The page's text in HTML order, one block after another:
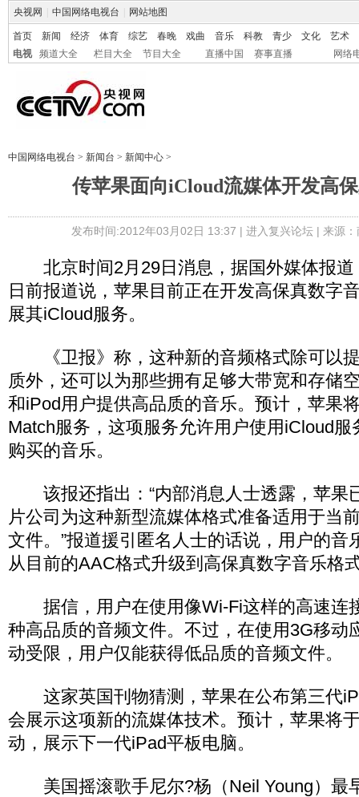
央视网 中国网络电视台 网站地图
首页 新闻 经济 体育 综艺 春晚 戏曲 音乐 科教 青少 文化
艺术
电视
频道大全 栏目大全 节目大全 直播中国 赛事直播 网络
中国网络电视台 > 新闻台 > 新闻中心 >
传苹果面向iCloud流媒体开发高
发布时间:2012年03月02日 13:37 | 进入复兴论坛| 来源
北京时间2月29日消息，据国外媒体报道
日前报道说，苹果目前正在开发高保真数字
展其iCloud服务。
《卫报》称，这种新的音频格式除可以
质外，还可以为那些拥有足够大带宽和存储
和iPod用户提供高品质的音乐。预计，苹果
Match服务，这项服务允许用户使用iCloud服
购买的音乐。
该报还指出：“内部消息人士透露，苹果
片公司为这种新型流媒体格式准备适用于当
文件。”报道援引匿名人士的话说，用户的音
从目前的AAC格式升级到高保真数字音乐格
据信，用户在使用像Wi-Fi这样的高速连
种高品质的音频文件。不过，在使用3G移动
动受限，用户仅能获得低品质的音频文件。
这家英国刊物猜测，苹果在公布第三代
会展示这项新的流媒体技术。预计，苹果将
动，展示下一代iPad平板电脑。
美国摇滚歌手尼尔?杨（Neil Young）最